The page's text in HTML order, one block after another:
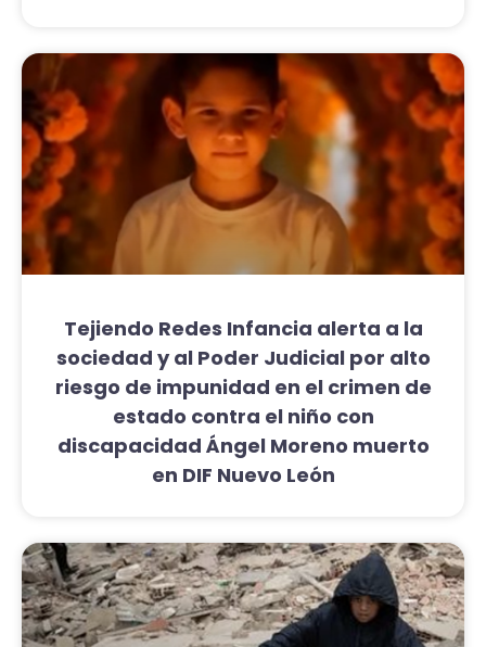
Tejiendo Redes Infancia alerta a la
sociedad y al Poder Judicial por alto
riesgo de impunidad en el crimen de
estado contra el niño con
discapacidad Ángel Moreno muerto
en DIF Nuevo León